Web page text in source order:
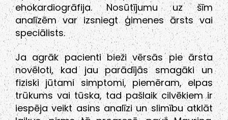
ehokardiogrāfija. Nosūtījumu uz šīm
analīzēm var izsniegt ģimenes ārsts vai
speciālists.
Ja agrāk pacienti bieži vērsās pie ārsta
novēloti, kad jau parādījās smagāki un
fiziski jūtami simptomi, piemēram, elpas
trūkums vai tūska, tad pašlaik cilvēkiem ir
iespēja veikt asins analīzi un slimību atklāt